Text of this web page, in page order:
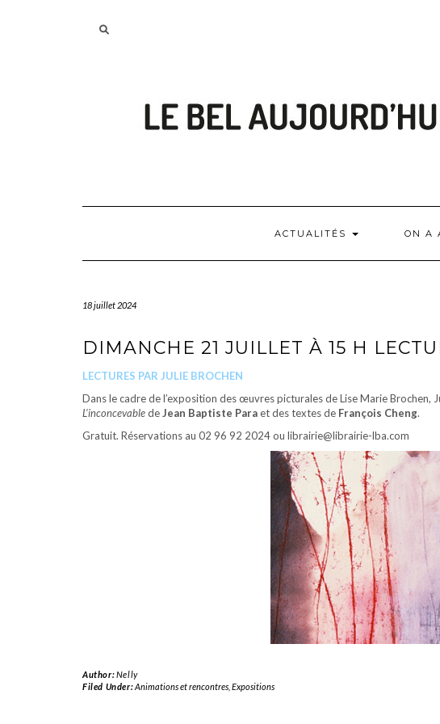
ACTUALITÉS ON A
18 juillet 2024
DIMANCHE 21 JUILLET À 15 H
LECTURES PAR JULIE BROCHEN
Dans le cadre de l’exposition des œuvres picturales de Lise Marie Brochen,
L’inconcevabledeJean Baptiste Paraet des textes de François Cheng.
Gratuit. Réservations au 02 96 92 2024 ou librairie@librairie-lba.com
Author:Nelly
Filed Under:Animations et rencontres, Expositions